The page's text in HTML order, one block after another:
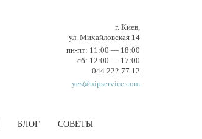
г. Киев,
ул. Михайловская 14
пн-пт: 11:00 — 18:00
cб: 12:00 — 17:00
044 222 77 12
yes@uipservice.com
БЛОГ СОВЕТЫ